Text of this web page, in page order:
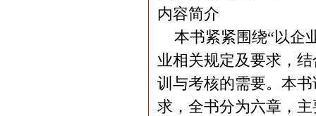
内容简介
本书紧紧围绕“以企
业相关规定及要求，
训与考核的需要。本
求，全书分为六章，